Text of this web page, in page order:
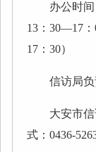
办公时间：
13：30—17
17：30）
信访局负
大安市信
式：0436-